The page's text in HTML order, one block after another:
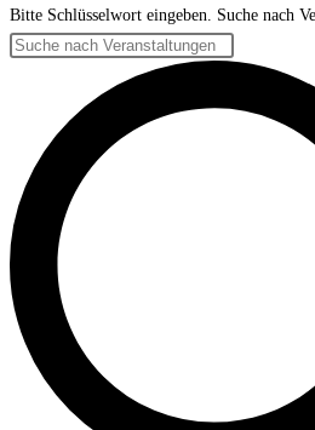
Bitte Schlüsselwort eingeben. Suche nach